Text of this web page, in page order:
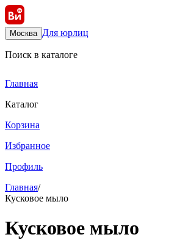
Москва Для юрлиц
Поиск в каталоге
Главная
Каталог
Корзина
Избранное
Профиль
Главная/
Кусковое мыло
Кусковое мыло